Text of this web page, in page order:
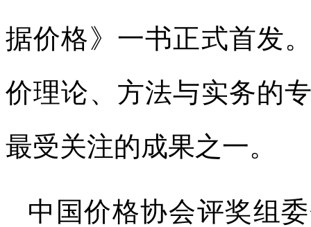
据价格》一书正式首发
价理论、方法与实务的
最受关注的成果之一。
中国价格协会评奖组